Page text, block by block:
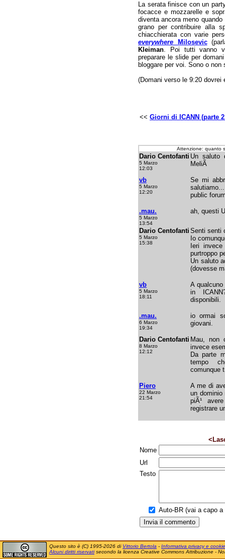
La serata finisce con un
focacce e mozzarelle e
diventa ancora meno
grano per contribuire alla
chiacchierata con varie
everywhere Milosevic
Kleiman. Poi tutti vanno
preparare le slide per
bloggare per voi. Sono o non
(Domani verso le 9:20
<< Giorni di ICANN (parte
Attenzione: quanto
Dario Centofanti
5 Marzo
12:03
Un saluto
MeliÃ
vb
5 Marzo
12:20
Se mi
public
.mau.
5 Marzo
13:54
ah, questi
Dario Centofanti
5 Marzo
15:38
Senti senti
Io
Ieri
purtroppo
Un saluto
(dovesse
vb
5 Marzo
18:11
A
in
disponibili.
.mau.
6 Marzo
19:34
io ormai
giovani.
Dario Centofanti
8 Marzo
12:12
Mau, non
invece
Da parte
tempo
comunque
Piero
22 Marzo
21:54
A me di
un dominio
piÃ¹
registrare
Nome
Url
Testo
Auto-BR (vai a capo a
Questo sito è (C) 1995-2026 di Vittorio Bertola - Informativa privacy e cookie
Alcuni diritti riservatisecondo la licenza Creative Commons Attribuzione -